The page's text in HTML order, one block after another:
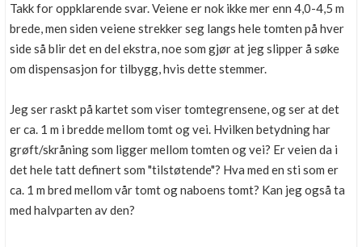
Takk for oppklarende svar. Veiene er nok ikke mer enn 4,0-4,5 m
brede, men siden veiene strekker seg langs hele tomten på hver
side så blir det en del ekstra, noe som gjør at jeg slipper å søke
om dispensasjon for tilbygg, hvis dette stemmer.
Jeg ser raskt på kartet som viser tomtegrensene, og ser at det
er ca. 1 m i bredde mellom tomt og vei. Hvilken betydning har
grøft/skråning som ligger mellom tomten og vei? Er veien da i
det hele tatt definert som "tilstøtende"? Hva med en sti som er
ca. 1 m bred mellom vår tomt og naboens tomt? Kan jeg også ta
med halvparten av den?